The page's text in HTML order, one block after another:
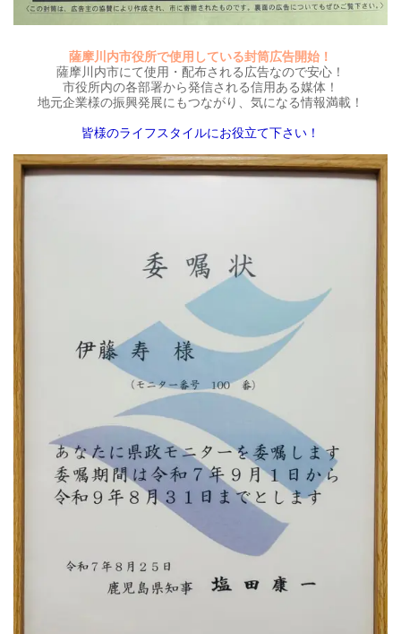
薩摩川内市役所で使用している封筒広告開始！
薩摩川内市にて使用・配布される広告なので安心！
市役所内の各部署から発信される信用ある媒体！
地元企業様の振興発展にもつながり、気になる情報満載！
皆様のライフスタイルにお役立て下さい！